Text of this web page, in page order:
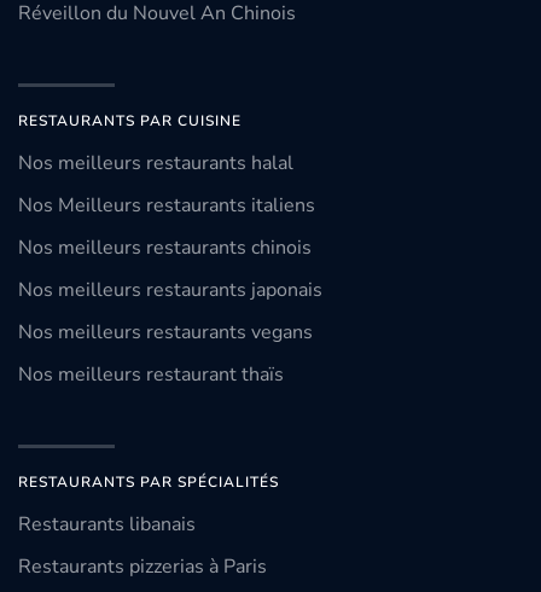
Réveillon du Nouvel An Chinois
RESTAURANTS PAR CUISINE
Nos meilleurs restaurants halal
Nos Meilleurs restaurants italiens
Nos meilleurs restaurants chinois
Nos meilleurs restaurants japonais
Nos meilleurs restaurants vegans
Nos meilleurs restaurant thaïs
RESTAURANTS PAR SPÉCIALITÉS
Restaurants libanais
Restaurants pizzerias à Paris